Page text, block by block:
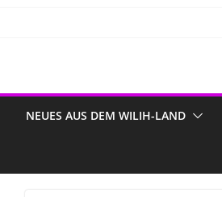
NEUES AUS DEM WILIH-LAND